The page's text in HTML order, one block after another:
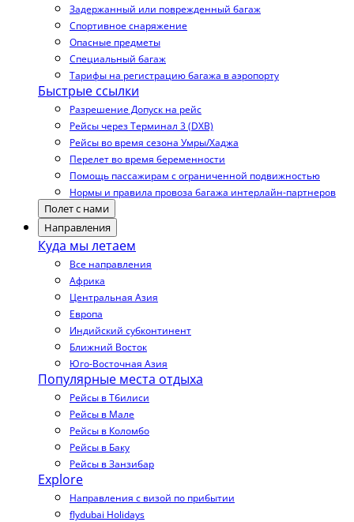
Задержанный или поврежденный багаж
Спортивное снаряжение
Опасные предметы
Специальный багаж
Тарифы на регистрацию багажа в аэропорту
Быстрые ссылки
Разрешение Допуск на рейс
Рейсы через Терминал 3 (DXB)
Рейсы во время сезона Умры/Хаджа
Перелет во время беременности
Помощь пассажирам с ограниченной подвижностью
Нормы и правила провоза багажа интерлайн-партнеров
Полет с нами
Направления
Куда мы летаем
Все направления
Африка
Центральная Азия
Европа
Индийский субконтинент
Ближний Восток
Юго-Восточная Азия
Популярные места отдыха
Рейсы в Тбилиси
Рейсы в Мале
Рейсы в Коломбо
Рейсы в Баку
Рейсы в Занзибар
Explore
Направления с визой по прибытии
flydubai Holidays